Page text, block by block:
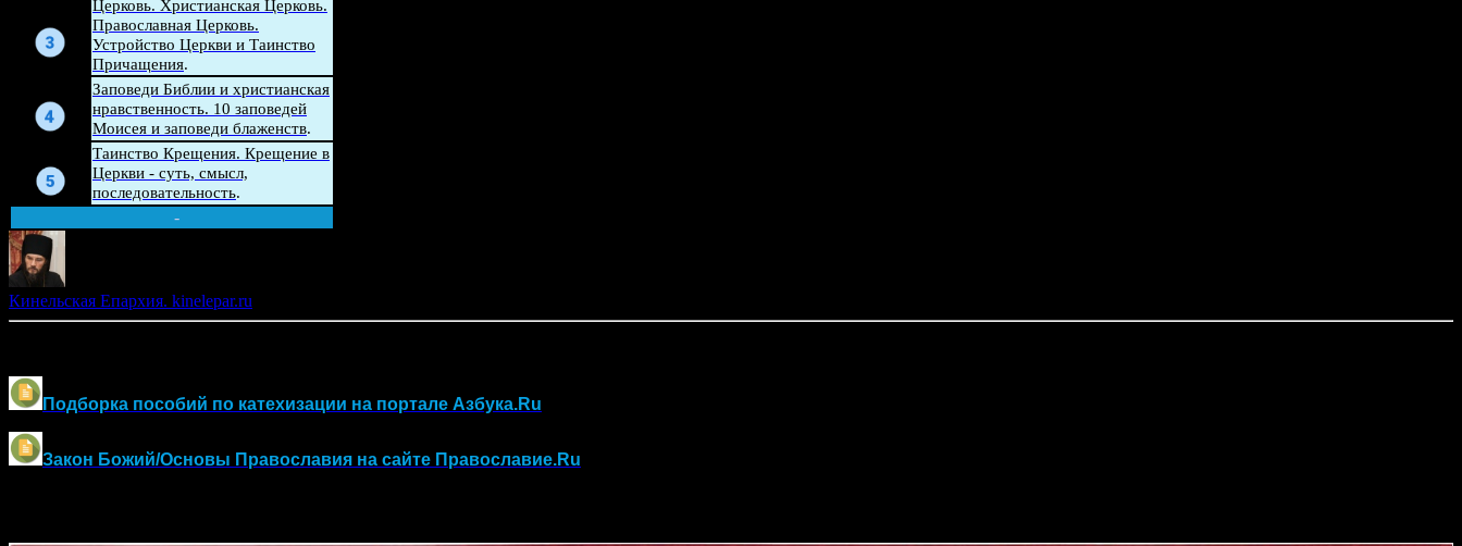
Церковь. Христианская Церковь.
Православная Церковь.
Устройство Церкви и Таинство
Причащения.
Заповеди Библии и христианская
нравственность. 10 заповедей
Моисея и заповеди блаженств.
Таинство Крещения. Крещение в
Церкви - суть, смысл,
последовательность.
-
Кинельская Епархия. kinelepar.ru
Подборка пособий по катехизации на портале Азбука.Ru
Закон Божий/Основы Православия на сайте Православие.Ru